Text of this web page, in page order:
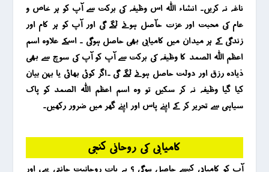
ناغہ نہ کریں۔ انشاء اللہ اس وظیفہ کی برکت سے آپ کو ہر خاص و
عام کی محبت اور عزت حآصل ہونے لگے گی اور آپ کو ہر کام اور
زندگی کے ہر میدان میں کامیابی بھی حاصل ہوگی ۔ اسکے علاوہ اسم
اعظم اللہ الصمد کا وظیفہ کی برکت سے آپ کو آپ کی سوچ سے بھی
ذیادہ رزق اور دولت حاصل ہونے لگے گی ۔اگر کوئی بھائی یا بہن بیان
کیا گیا وظیفہ نہ کر سکیں تو وہ اسم اعظم اللہ الصمد کو پاک
سیاہی سے تحریر کر کے اپنے پاس اور اپنے گھر میں ضرور رکھیں۔
کامیابی کی روحانی کنجی
آپ کو کامیابی کیسے حاصل ہوگی ؟ یہ بات روحانیت جانتی ہے ، اور